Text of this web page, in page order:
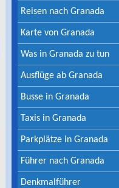
Reisen nach Granada
Karte von Granada
Was in Granada zu tun
Ausflüge ab Granada
Busse in Granada
Taxis in Granada
Parkplätze in Granada
Führer nach Granada
Denkmalführer